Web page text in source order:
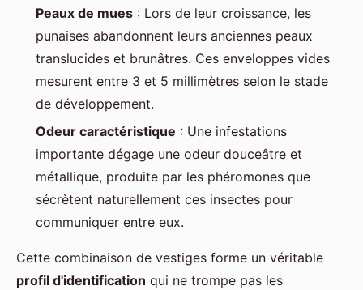
Peaux de mues : Lors de leur croissance, les
punaises abandonnent leurs anciennes peaux
translucides et brunâtres. Ces enveloppes vides
mesurent entre 3 et 5 millimètres selon le stade
de développement.
Odeur caractéristique : Une infestations
importante dégage une odeur douceâtre et
métallique, produite par les phéromones que
sécrètent naturellement ces insectes pour
communiquer entre eux.
Cette combinaison de vestiges forme un véritable
profil d'identification qui ne trompe pas les